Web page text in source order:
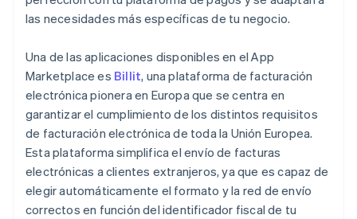
las necesidades más específicas de tu negocio.
Una de las aplicaciones disponibles en el App
Marketplace es Billit, una plataforma de facturación
electrónica pionera en Europa que se centra en
garantizar el cumplimiento de los distintos requisitos
de facturación electrónica de toda la Unión Europea.
Esta plataforma simplifica el envío de facturas
electrónicas a clientes extranjeros, ya que es capaz de
elegir automáticamente el formato y la red de envío
correctos en función del identificador fiscal de tu